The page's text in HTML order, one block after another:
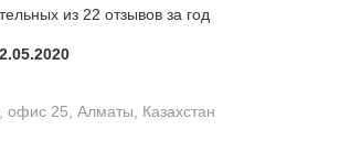
из 22 отзывов за год
офис 25, Алматы, Казахстан